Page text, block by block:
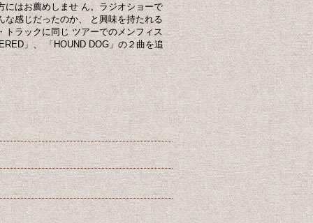
にはお薦めしませ ん。ラジオショーで
な感じだったのか、 と興味を持たれる
トラックに同じ ツアーでのメンフィス
」、 「HOUND DOG」の２曲を追